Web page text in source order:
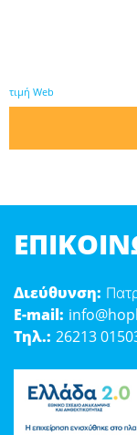
τιμή Web
Διεύθυνση:
E-mail:
Τηλ.: 26213